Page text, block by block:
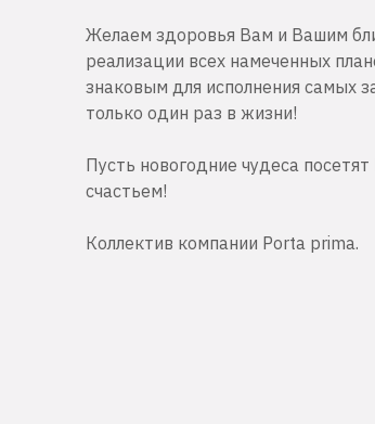
Желаем здоровья Вам и Вашим
реализации всех намеченных
знаковым для исполнения самых
только один раз в жизни!
Пусть новогодние чудеса
счастьем!
Коллектив компании Porta prima.